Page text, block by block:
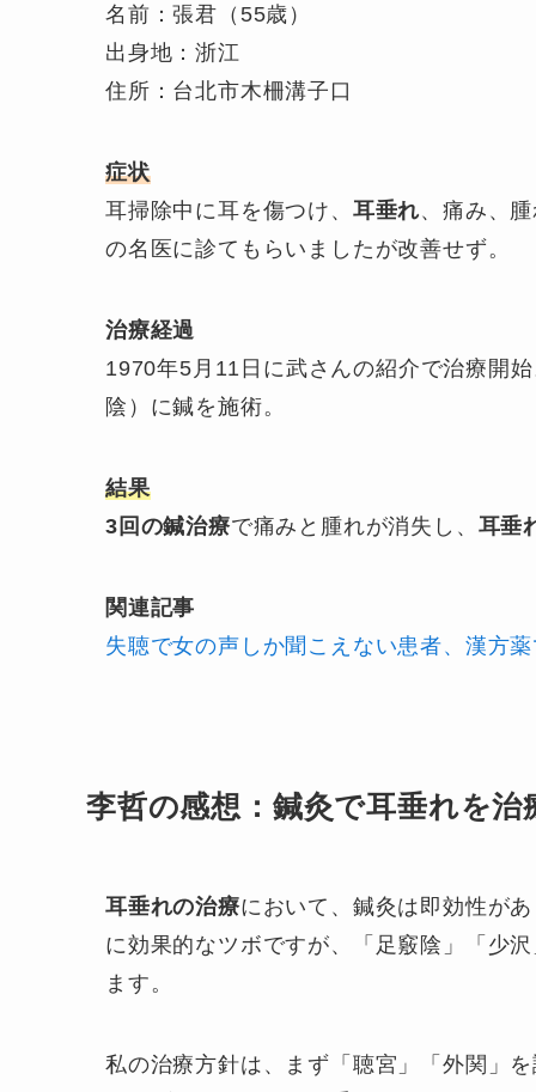
名前：張君（55歳）
出身地：浙江
住所：台北市木柵溝子口
症状
耳掃除中に耳を傷つけ、 耳垂れ、痛み、
の名医に診てもらいましたが改善せず。
治療経過
1970年5月11日に武さんの紹介で治療開
陰）に鍼を施術。
結果
3回の鍼治療で痛みと腫れが消失し、 耳垂
関連記事
失聴で女の声しか聞こえない患者、漢方
李哲の感想：鍼灸で耳垂れを
耳垂れの治療において、鍼灸は即効性が
に効果的なツボですが、「足竅陰」「少
ます。
私の治療方針は、まず「聴宮」「外関」